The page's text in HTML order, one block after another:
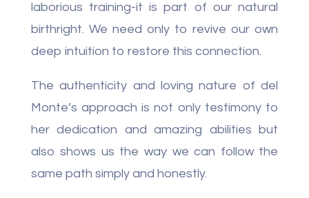
laborious training-it is part of our natural
birthright. We need only to revive our own
deep intuition to restore this connection.
The authenticity and loving nature of del
Monte’s approach is not only testimony to
her dedication and amazing abilities but
also shows us the way we can follow the
same path simply and honestly.